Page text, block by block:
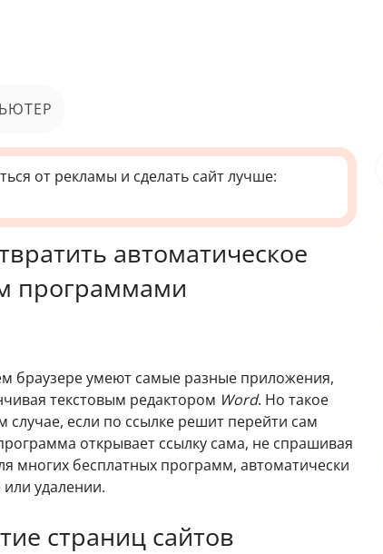
от рекламы и сделать сайт лучше:
автоматическое
программами
браузере умеют самые разные приложения,
текстовым редактором Word. Но такое
если по ссылке решит перейти сам
открывает ссылку сама, не спрашивая
многих бесплатных программ, автоматически
удалении.
страниц сайтов